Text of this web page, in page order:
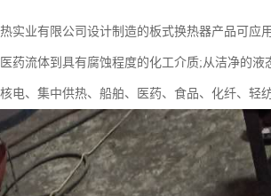
实业有限公司设计制造的板式换热器产品可
药流体到具有腐蚀程度的化工介质;从洁净的
电、集中供热、船舶、医药、食品、化纤、轻